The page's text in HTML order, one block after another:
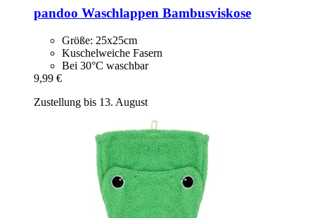
pandoo Waschlappen Bambusviskose
Größe: 25x25cm
Kuschelweiche Fasern
Bei 30°C waschbar
9,99 €
Zustellung bis 13. August